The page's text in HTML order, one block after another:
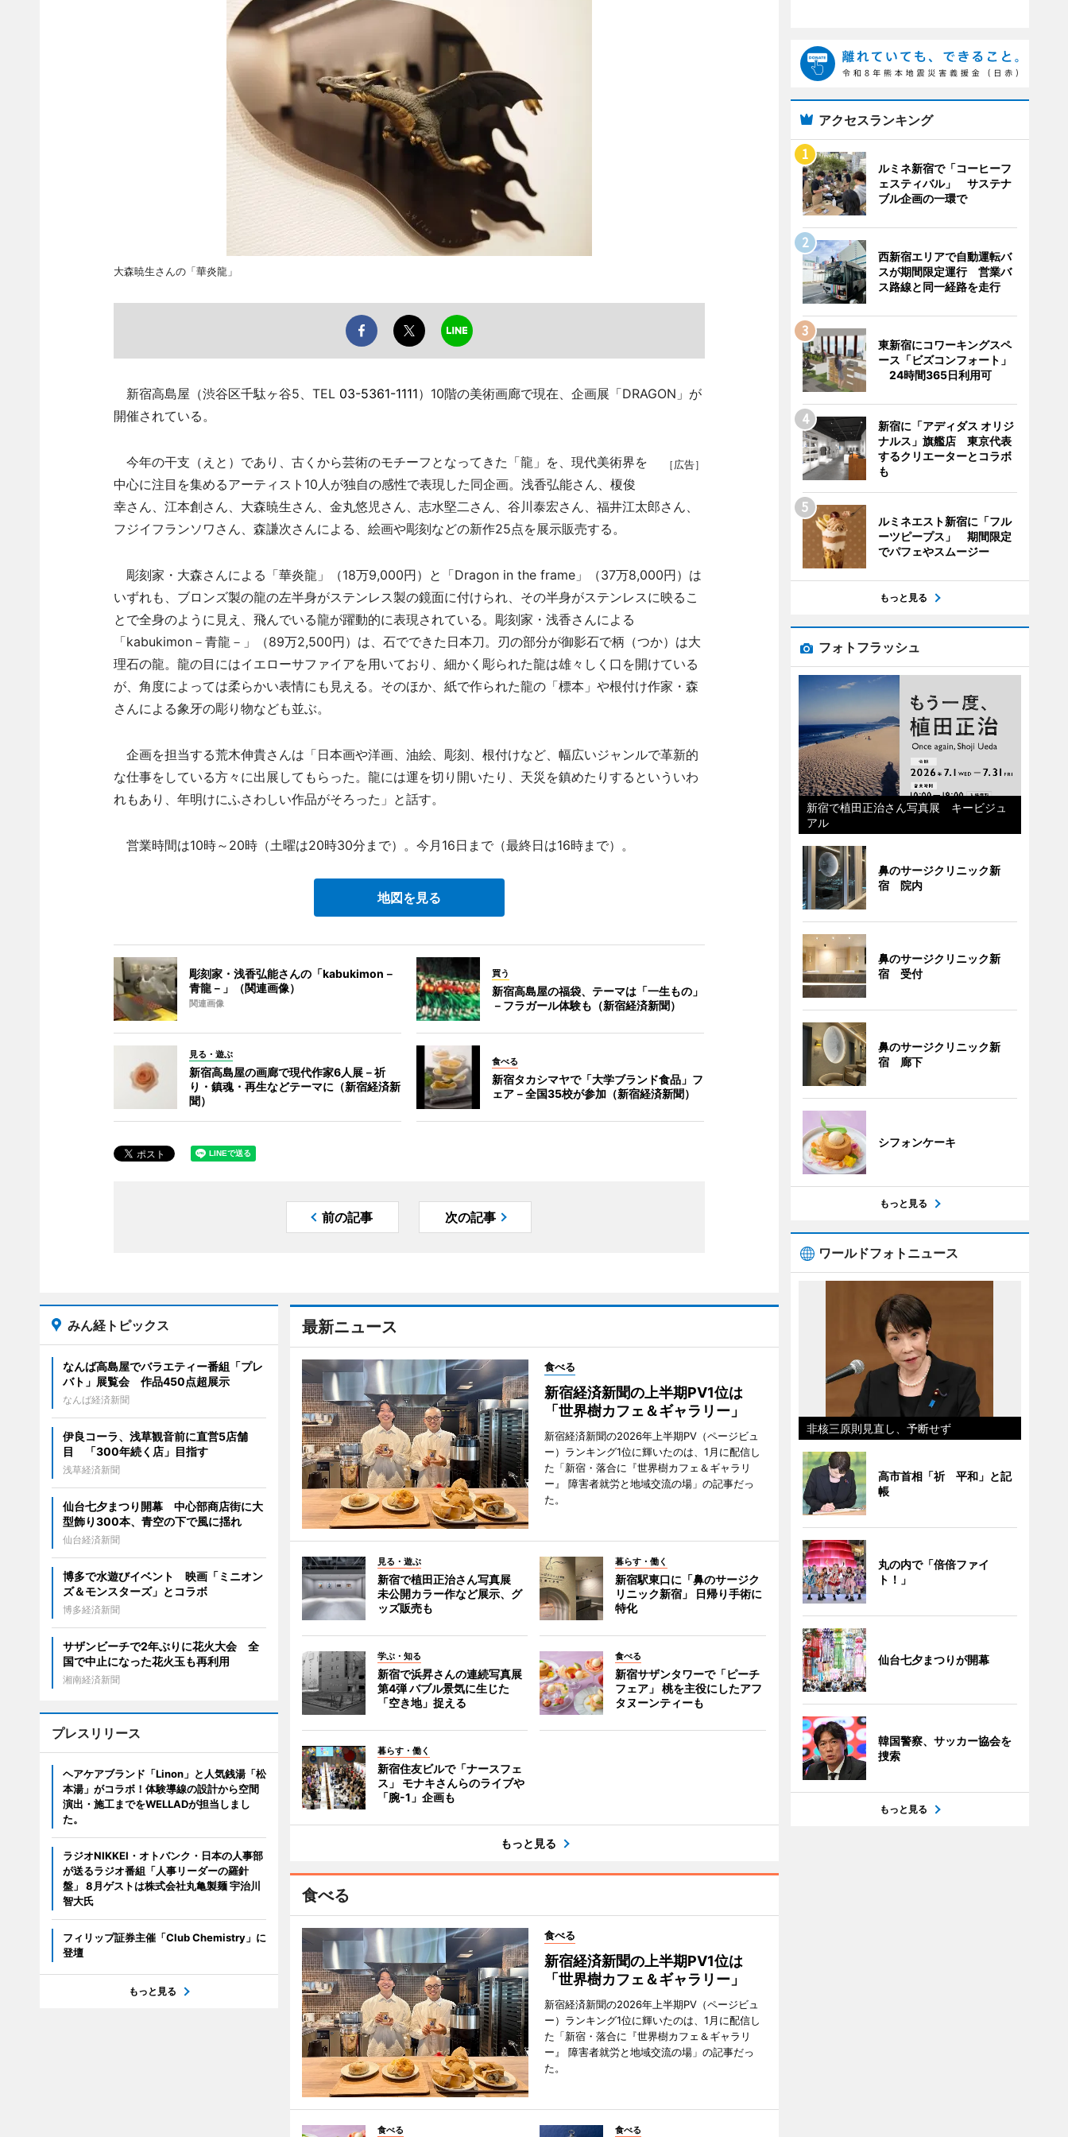
大森暁生さんの「華炎龍」
新宿高島屋（渋谷区千駄ヶ谷5、TEL 03-5361-1111）10階の美術画廊で現在、企画展「DRAGON」が
開催されている。
［広告］
今年の干支（えと）であり、古くから芸術のモチーフとなってきた「龍」を、現代美術界を
中心に注目を集めるアーティスト10人が独自の感性で表現した同企画。浅香弘能さん、榎俊
幸さん、江本創さん、大森暁生さん、金丸悠児さん、志水堅二さん、谷川泰宏さん、福井江太郎さん、
フジイフランソワさん、森謙次さんによる、絵画や彫刻などの新作25点を展示販売する。
彫刻家・大森さんによる「華炎龍」（18万9,000円）と「Dragon in the frame」（37万8,000円）は
いずれも、ブロンズ製の龍の左半身がステンレス製の鏡面に付けられ、その半身がステンレスに映るこ
とで全身のように見え、飛んでいる龍が躍動的に表現されている。彫刻家・浅香さんによる
「kabukimon－青龍－」（89万2,500円）は、石でできた日本刀。刃の部分が御影石で柄（つか）は大
理石の龍。龍の目にはイエローサファイアを用いており、細かく彫られた龍は雄々しく口を開けている
が、角度によっては柔らかい表情にも見える。そのほか、紙で作られた龍の「標本」や根付け作家・森
さんによる象牙の彫り物なども並ぶ。
企画を担当する荒木伸貴さんは「日本画や洋画、油絵、彫刻、根付けなど、幅広いジャンルで革新的
な仕事をしている方々に出展してもらった。龍には運を切り開いたり、天災を鎮めたりするといういわ
れもあり、年明けにふさわしい作品がそろった」と話す。
営業時間は10時～20時（土曜は20時30分まで）。今月16日まで（最終日は16時まで）。
地図を見る
彫刻家・浅香弘能さんの「kabukimon－
青龍－」（関連画像）
関連画像
買う
新宿高島屋の福袋、テーマは「一生もの」
－フラガール体験も（新宿経済新聞）
見る・遊ぶ
新宿高島屋の画廊で現代作家6人展－祈
り・鎮魂・再生などテーマに（新宿経済新
聞）
食べる
新宿タカシマヤで「大学ブランド食品」フ
ェア－全国35校が参加（新宿経済新聞）
前の記事 次の記事
最新ニュース
食べる
新宿経済新聞の上半期PV1位は
「世界樹カフェ＆ギャラリー」
新宿経済新聞の2026年上半期PV（ページビュ
ー）ランキング1位に輝いたのは、1月に配信し
た「新宿・落合に『世界樹カフェ＆ギャラリ
ー』 障害者就労と地域交流の場」の記事だっ
た。
見る・遊ぶ
新宿で植田正治さん写真展
未公開カラー作など展示、グ
ッズ販売も
暮らす・働く
新宿駅東口に「鼻のサージク
リニック新宿」 日帰り手術に
特化
学ぶ・知る
新宿で浜昇さんの連続写真展
第4弾 バブル景気に生じた
「空き地」捉える
食べる
新宿サザンタワーで「ピーチ
フェア」 桃を主役にしたアフ
タヌーンティーも
暮らす・働く
新宿住友ビルで「ナースフェ
ス」 モナキさんらのライブや
「腕-1」企画も
もっと見る
食べる
食べる
新宿経済新聞の上半期PV1位は
「世界樹カフェ＆ギャラリー」
新宿経済新聞の2026年上半期PV（ページビュ
ー）ランキング1位に輝いたのは、1月に配信し
た「新宿・落合に『世界樹カフェ＆ギャラリ
ー』 障害者就労と地域交流の場」の記事だっ
た。
食べる 食べる
みん経トピックス
なんば高島屋でバラエティー番組「プレ
バト」展覧会 作品450点超展示
なんば経済新聞
伊良コーラ、浅草観音前に直営5店舗
目 「300年続く店」目指す
浅草経済新聞
仙台七夕まつり開幕 中心部商店街に大
型飾り300本、青空の下で風に揺れ
仙台経済新聞
博多で水遊びイベント 映画「ミニオン
ズ＆モンスターズ」とコラボ
博多経済新聞
サザンビーチで2年ぶりに花火大会 全
国で中止になった花火玉も再利用
湘南経済新聞
プレスリリース
ヘアケアブランド「Linon」と人気銭湯「松
本湯」がコラボ！体験導線の設計から空間
演出・施工までをWELLADが担当しまし
た。
ラジオNIKKEI・オトバンク・日本の人事部
が送るラジオ番組「人事リーダーの羅針
盤」 8月ゲストは株式会社丸亀製麺 宇治川
智大氏
フィリップ証券主催「Club Chemistry」に
登壇
もっと見る
アクセスランキング
ルミネ新宿で「コーヒーフ
ェスティバル」 サステナ
ブル企画の一環で
西新宿エリアで自動運転バ
スが期間限定運行 営業バ
ス路線と同一経路を走行
東新宿にコワーキングスペ
ース「ビズコンフォート」
24時間365日利用可
新宿に「アディダス オリジ
ナルス」旗艦店 東京代表
するクリエーターとコラボ
も
ルミネエスト新宿に「フル
ーツピープス」 期間限定
でパフェやスムージー
もっと見る
フォトフラッシュ
新宿で植田正治さん写真展 キービジュ
アル
鼻のサージクリニック新
宿 院内
鼻のサージクリニック新
宿 受付
鼻のサージクリニック新
宿 廊下
シフォンケーキ
もっと見る
ワールドフォトニュース
非核三原則見直し、予断せず
高市首相「祈 平和」と記
帳
丸の内で「倍倍ファイ
ト！」
仙台七夕まつりが開幕
韓国警察、サッカー協会を
捜索
もっと見る